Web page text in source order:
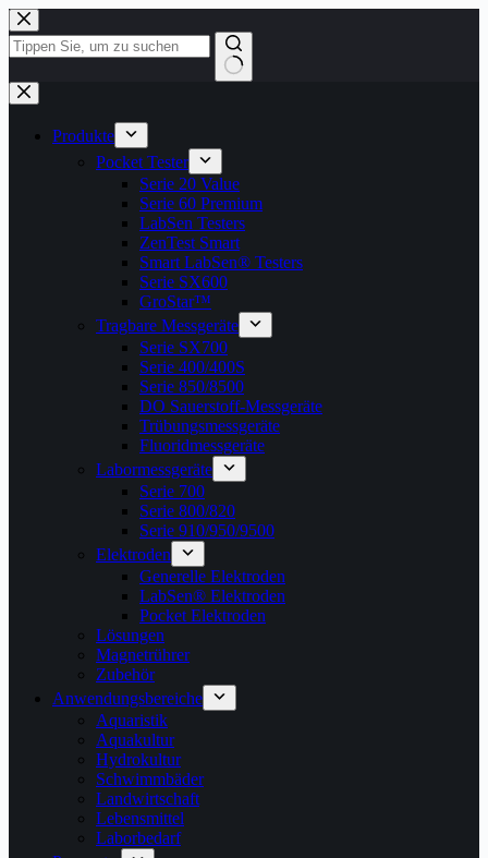
Zum
Inhalt
springen
Keine
Ergebnisse
Produkte
Pocket Tester
Serie 20 Value
Serie 60 Premium
LabSen Testers
ZenTest Smart
Smart LabSen® Testers
Serie SX600
GroStar™
Tragbare Messgeräte
Serie SX700
Serie 400/400S
Serie 850/8500
DO Sauerstoff-Messgeräte
Trübungsmessgeräte
Fluoridmessgeräte
Labormessgeräte
Serie 700
Serie 800/820
Serie 910/950/9500
Elektroden
Generelle Elektroden
LabSen® Elektroden
Pocket Elektroden
Lösungen
Magnetrührer
Zubehör
Anwendungsbereiche
Aquaristik
Aquakultur
Hydrokultur
Schwimmbäder
Landwirtschaft
Lebensmittel
Laborbedarf